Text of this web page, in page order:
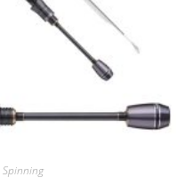
Spinning